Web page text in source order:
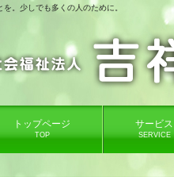
。少しでも多くの人のために。
トップページ
TOP
サービス
SERVICE